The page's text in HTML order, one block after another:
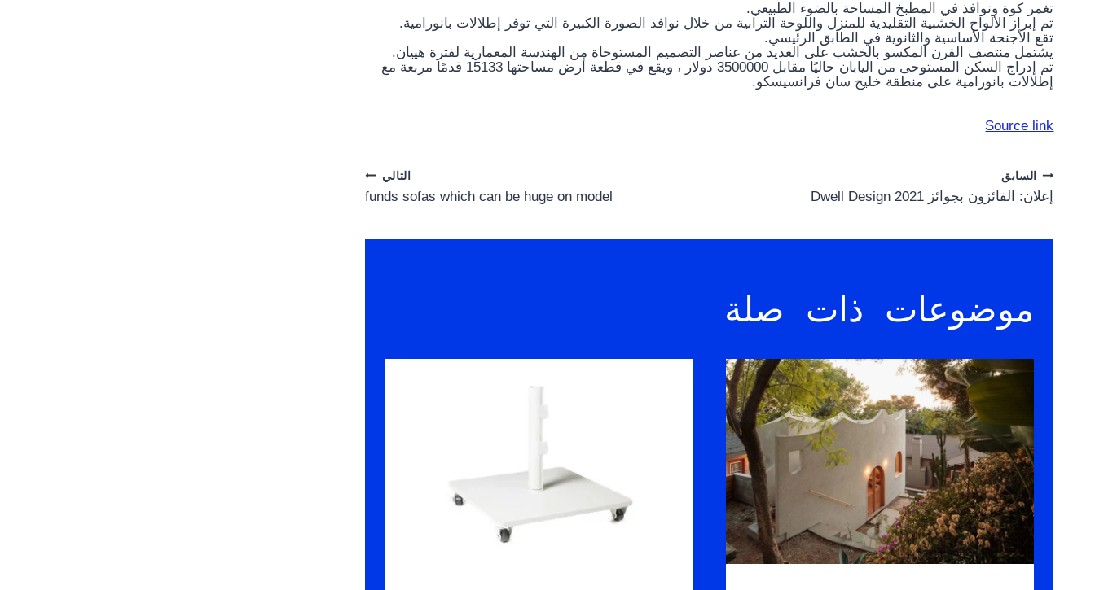
تغمر كوة ونوافذ في المطبخ المساحة بالضوء الطبيعي.
تم إبراز الألواح الخشبية التقليدية للمنزل واللوحة الترابية من خلال نوافذ الصورة الكبيرة التي توفر إطلالات بانورامية.
تقع الأجنحة الأساسية والثانوية في الطابق الرئيسي.
يشتمل منتصف القرن المكسو بالخشب على العديد من عناصر التصميم المستوحاة من الهندسة المعمارية لفترة هييان.
تم إدراج السكن المستوحى من اليابان حاليًا مقابل 3500000 دولار ، ويقع في قطعة أرض مساحتها 15133 قدمًا مربعة مع
إطلالات بانورامية على منطقة خليج سان فرانسيسكو.
Source link
Post
السابق
إعلان: الفائزون بجوائز 2021 Dwell Design
التالي
funds sofas which can be huge on model
موضوعات ذات صلة